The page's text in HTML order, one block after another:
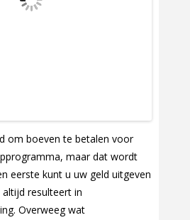
om boeven te betalen voor
maar dat wordt
eerste kunt u uw geld uitgeven
resulteert in
Overweeg wat